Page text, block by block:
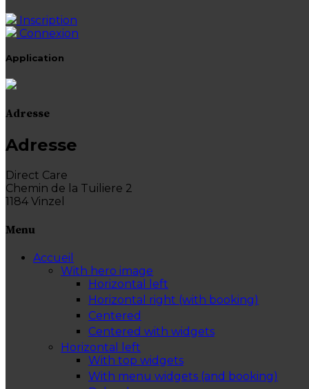
Inscription
Connexion
Application
Adresse
Adresse
Direct Care
Chemin de la Tuiliere 2
1184 Vinzel
Menu
Accueil
With hero image
Horizontal left
Horizontal right (with booking)
Centered
Centered with widgets
Horizontal left
With top widgets
With menu widgets (and booking)